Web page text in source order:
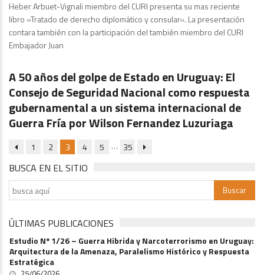
Heber Arbuet-Vignali miembro del CURI presenta su mas reciente
libro «Tratado de derecho diplomático y consular«. La presentación
contara también con la participación del también miembro del CURI
Embajador Juan
Estudios
A 50 años del golpe de Estado en Uruguay: El
Consejo de Seguridad Nacional como respuesta
gubernamental a un sistema internacional de
Guerra Fría por Wilson Fernandez Luzuriaga
1 2 3 4 5 … 35
BUSCA EN EL SITIO
ÚLTIMAS PUBLICACIONES
Estudio Nº 1/26 – Guerra Hibrida y Narcoterrorismo en Uruguay:
Arquitectura de la Amenaza, Paralelismo Histórico y Respuesta
Estratégica